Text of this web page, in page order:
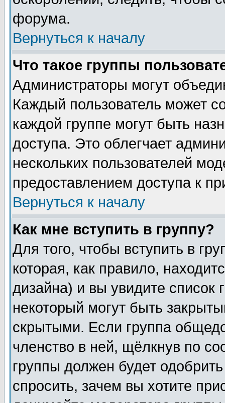
форума.
Вернуться к началу
Что такое группы
Администраторы могут
Каждый пользователь может
каждой группе могут быть
доступа. Это облегчает
нескольких пользователей
предоставлением доступа к
Вернуться к началу
Как мне вступить в группу?
Для того, чтобы вступить в
которая, как правило,
дизайна) и вы увидите список
некоторый могут быть
скрытыми. Если группа
членство в ней, щёлкнув по
группы должен будет
спросить, зачем вы хотите